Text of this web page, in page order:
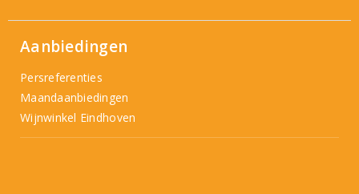
Aanbiedingen
Persreferenties
Maandaanbiedingen
Wijnwinkel Eindhoven